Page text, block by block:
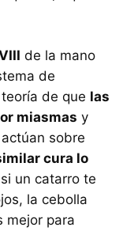
de la mano
de
de que las
miasmas y
sobre
cura lo
un catarro te
la cebolla
mejor para